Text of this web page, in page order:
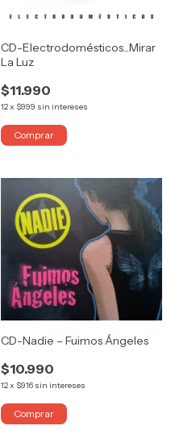
CD-Electrodomésticos...Mirar
La Luz
$11.990
12x $999 sin intereses
CD-Nadie – Fuimos Ángeles
$10.990
12x $916 sin intereses